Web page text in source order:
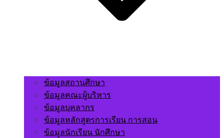
ข้อมูลสถานศึกษา
ข้อมูลคณะผู้บริหาร
ข้อมูลบุคลากร
ข้อมูลหลักสูตรการเรียน การสอน
ข้อมูลนักเรียน นักศึกษา